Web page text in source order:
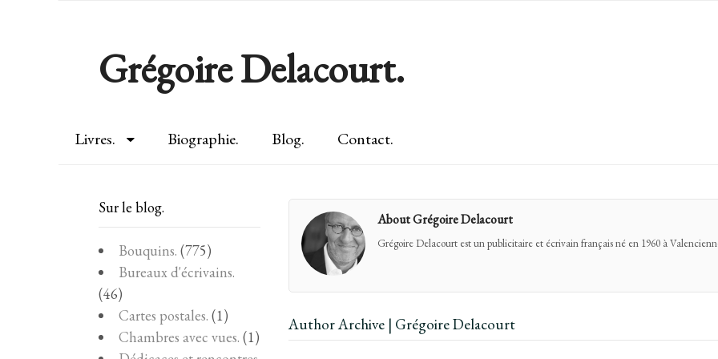
Grégoire Delacourt.
Livres. Biographie. Blog. Contact.
About Grégoire Delacourt
Grégoire Delacourt est un publicitaire et écrivain français né en 1960 à
Author Archive | Grégoire Delacourt
Sur le blog.
Bouquins. (775)
Bureaux d'écrivains.
(46)
Cartes postales. (1)
Chambres avec vues. (1)